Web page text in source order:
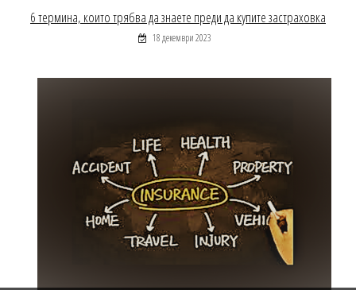
6 термина, които трябва да знаете преди да купите застраховка
18 декември 2023